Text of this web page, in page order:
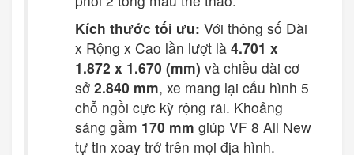
Kích thước tối ưu: Với thông số Dài
x Rộng x Cao lần lượt là 4.701 x
1.872 x 1.670 (mm) và chiều dài cơ
sở 2.840 mm, xe mang lại cấu hình 5
chỗ ngồi cực kỳ rộng rãi. Khoảng
sáng gầm 170 mm giúp VF 8 All New
tự tin xoay trở trên mọi địa hình.